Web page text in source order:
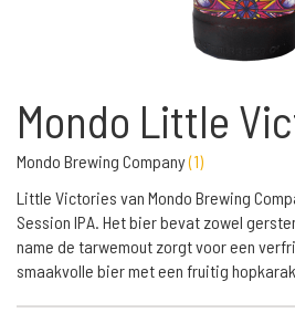
Mondo Little
Mondo Brewing Company(1)
Little Victories van Mondo Brewing
Session IPA. Het bier bevat zowel
name de tarwemout zorgt voor een
smaakvolle bier met een fruitig